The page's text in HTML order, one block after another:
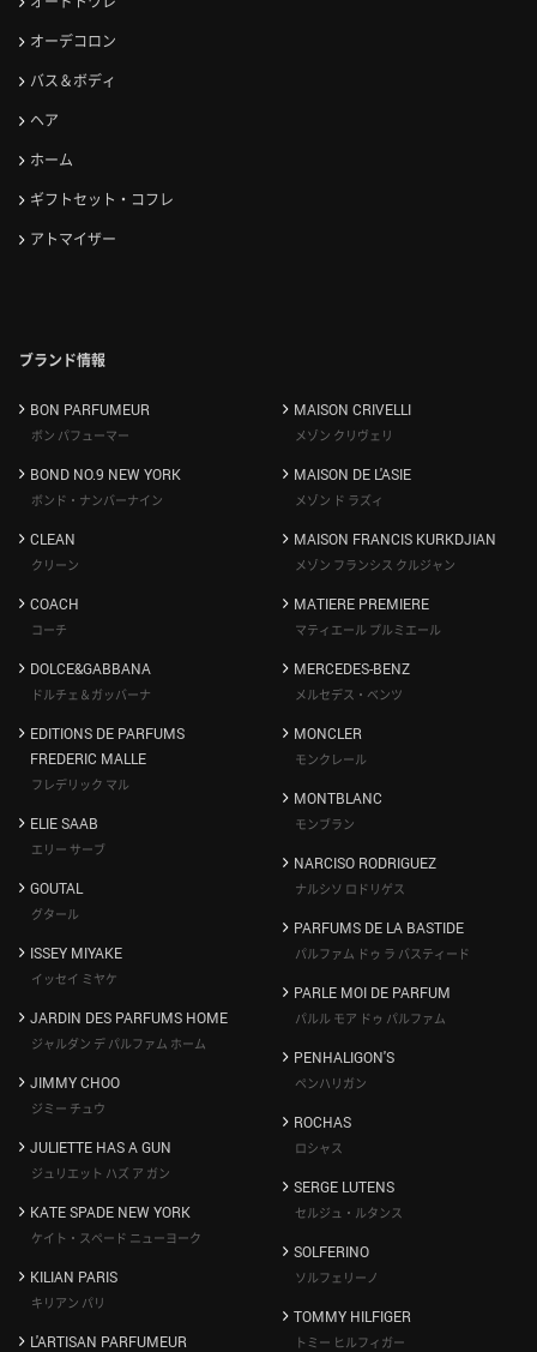
オーデコロン
バス＆ボディ
ヘア
ホーム
ギフトセット・コフレ
アトマイザー
ブランド情報
BON PARFUMEUR
ボン パフューマー
BOND NO.9 NEW YORK
ボンド・ナンバーナイン
CLEAN
クリーン
COACH
コーチ
DOLCE&GABBANA
ドルチェ＆ガッバーナ
EDITIONS DE PARFUMS
FREDERIC MALLE
フレデリック マル
ELIE SAAB
エリー サーブ
GOUTAL
グタール
ISSEY MIYAKE
イッセイ ミヤケ
JARDIN DES PARFUMS HOME
ジャルダン デ パルファム ホーム
JIMMY CHOO
ジミー チュウ
JULIETTE HAS A GUN
ジュリエット ハズ ア ガン
KATE SPADE NEW YORK
ケイト・スペード ニューヨーク
KILIAN PARIS
キリアン パリ
L'ARTISAN PARFUMEUR
MAISON CRIVELLI
メゾン クリヴェリ
MAISON DE L'ASIE
メゾン ド ラズィ
MAISON FRANCIS KURKDJIAN
メゾン フランシス クルジャン
MATIERE PREMIERE
マティエール プルミエール
MERCEDES-BENZ
メルセデス・ベンツ
MONCLER
モンクレール
MONTBLANC
モンブラン
NARCISO RODRIGUEZ
ナルシソ ロドリゲス
PARFUMS DE LA BASTIDE
パルファム ドゥ ラ バスティード
PARLE MOI DE PARFUM
パルル モア ドゥ パルファム
PENHALIGON'S
ペンハリガン
ROCHAS
ロシャス
SERGE LUTENS
セルジュ・ルタンス
SOLFERINO
ソルフェリーノ
TOMMY HILFIGER
トミー ヒルフィガー